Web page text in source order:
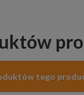
tego